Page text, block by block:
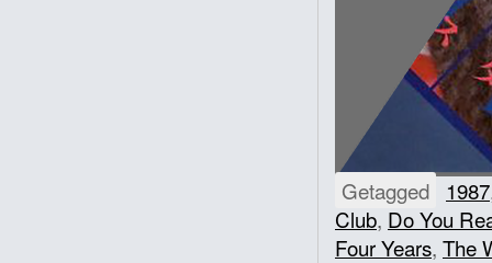
Getagged 1987
Club, Do You
Four Years, The